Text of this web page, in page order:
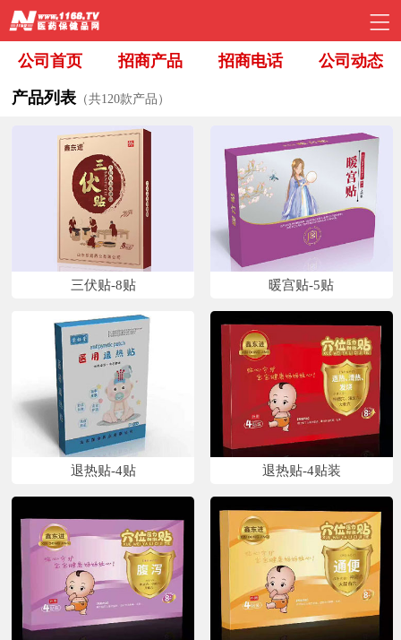
公司首页 招商产品 招商电话 公司动态
产品列表 （共120款产品）
三伏贴-8贴 暖宫贴-5贴
退热贴-4贴 退热贴-4贴装